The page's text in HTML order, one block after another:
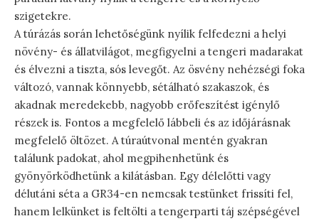
szigetekre.
A túrázás során lehetőségünk nyílik felfedezni a helyi
növény- és állatvilágot, megfigyelni a tengeri madarakat
és élvezni a tiszta, sós levegőt. Az ösvény nehézségi foka
változó, vannak könnyebb, sétálható szakaszok, és
akadnak meredekebb, nagyobb erőfeszítést igénylő
részek is. Fontos a megfelelő lábbeli és az időjárásnak
megfelelő öltözet. A túraútvonal mentén gyakran
találunk padokat, ahol megpihenhetünk és
gyönyörködhetünk a kilátásban. Egy délelőtti vagy
délutáni séta a GR34-en nemcsak testünket frissíti fel,
hanem lelkünket is feltölti a tengerparti táj szépségével